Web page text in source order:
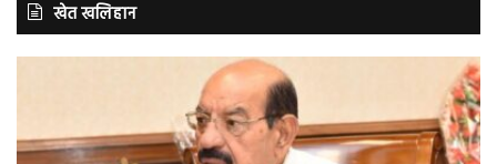
खेत खलिहान